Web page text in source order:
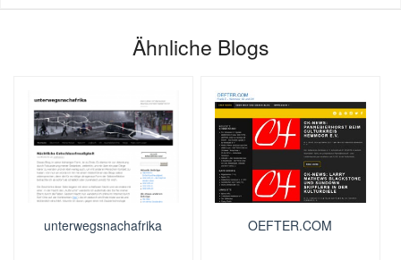
Ähnliche Blogs
unterwegsnachafrika OEFTER.COM